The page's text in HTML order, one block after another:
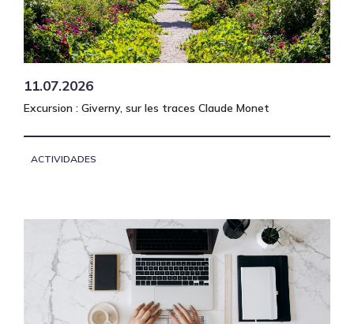
11.07.2026
Excursion : Giverny, sur les traces Claude Monet
ACTIVIDADES